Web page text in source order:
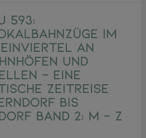
593:
im
an
und
– eine
Zeitreise
bis
Band 2: M – Z